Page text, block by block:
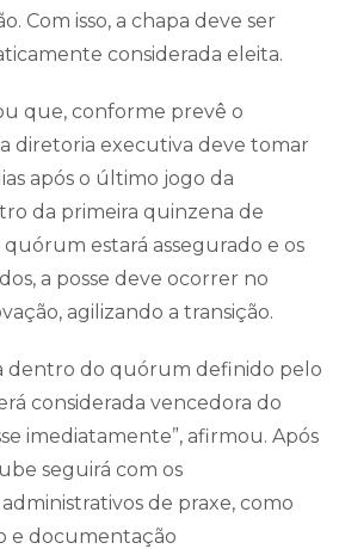
Com isso, a chapa deve ser
considerada eleita.
que, conforme prevê o
diretoria executiva deve tomar
após o último jogo da
da primeira quinzena de
estará assegurado e os
a posse deve ocorrer no
agilizando a transição.
dentro do quórum definido pelo
considerada vencedora do
imediatamente”, afirmou. Após
seguirá com os
de praxe, como
e documentação